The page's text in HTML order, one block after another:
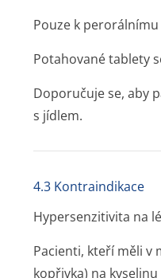
Pouze k
Potahované tablety
Doporučuje se, aby
s jídlem.
4.3 Kontraindikace
Hypersenzitivita na
Pacienti, kteří měli v
kopřivka) na